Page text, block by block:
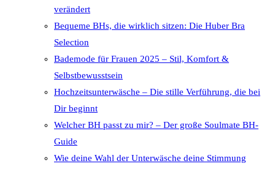
verändert
Bequeme BHs, die wirklich sitzen: Die Huber Bra
Selection
Bademode für Frauen 2025 – Stil, Komfort &
Selbstbewusstsein
Hochzeitsunterwäsche – Die stille Verführung, die bei
Dir beginnt
Welcher BH passt zu mir? – Der große Soulmate BH-
Guide
Wie deine Wahl der Unterwäsche deine Stimmung